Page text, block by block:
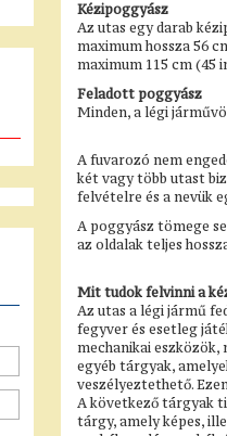
Kézipoggyász
Az utas egy darab
maximum hossza 56
maximum 115 cm (45
Feladott poggyász
Minden, a légi
A fuvarozó nem
két vagy több utast
felvételre és a nevük
A poggyász tömege
az oldalak teljes
Mit tudok felvinni a
Az utas a légi jármű
fegyver és esetleg
mechanikai eszközök,
egyéb tárgyak,
veszélyeztethető.
A következő tárgyak
tárgy, amely képes,